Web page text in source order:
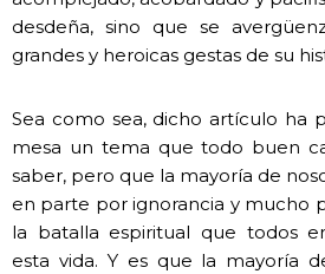
desdeña, sino que se
grandes y heroicas gestas de su
Sea como sea, dicho artículo ha
mesa un tema que todo buen
saber, pero que la mayoría de
en parte por ignorancia y mucho
la batalla espiritual que todos
esta vida. Y es que la mayoría